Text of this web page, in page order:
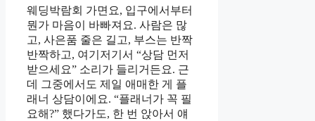
웨딩박람회 가면요, 입구에서부터
뭔가 마음이 바빠져요. 사람은 많
고, 사은품 줄은 길고, 부스는 반짝
반짝하고, 여기저기서 “상담 먼저
받으세요” 소리가 들리거든요. 근
데 그중에서도 제일 애매한 게 플
래너 상담이에요. “플래너가 꼭 필
요해?” 했다가도, 한 번 앉아서 얘